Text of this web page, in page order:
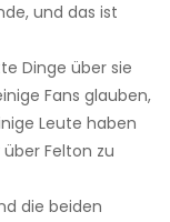
und das ist
Dinge über sie
Fans glauben,
Leute haben
Felton zu
die beiden